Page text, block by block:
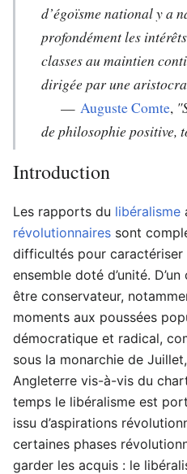
d’égoïsme national y a
profondément les
classes au maintien
dirigée par une
— Auguste Comte,
de philosophie positive,
Introduction
Les rapports du libéralisme
révolutionnaires sont
difficultés pour caractériser
ensemble doté d’unité.
être conservateur,
moments aux poussées
démocratique et radical,
sous la monarchie de
Angleterre vis-à-vis du
temps le libéralisme est
issu d’aspirations
certaines phases
garder les acquis : le